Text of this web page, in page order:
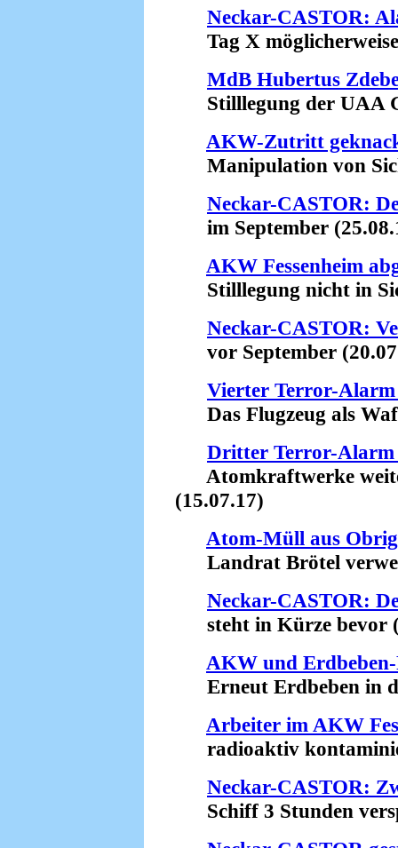
Neckar-CASTOR:
Tag X möglicherweise
MdB Hubertus
Stilllegung der UAA
AKW-Zutritt
Manipulation von
Neckar-CASTOR:
im September
AKW Fessenheim
Stilllegung nicht in
Neckar-CASTOR:
vor September
Vierter Terror-Alarm
Das Flugzeug als
Dritter Terror-Alarm
Atomkraftwerke
(15.07.17)
Atom-Müll aus
Landrat Brötel
Neckar-CASTOR:
steht in Kürze bevor
AKW und
Erneut Erdbeben in
Arbeiter im AKW
radioaktiv
Neckar-CASTOR:
Schiff 3 Stunden